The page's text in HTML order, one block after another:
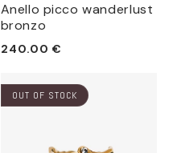
Anello picco wanderlust
bronzo
Prezzo
listino
240.00 €
OUT OF STOCK